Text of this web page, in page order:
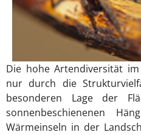
Die hohe Artendiversität
nur durch die
besonderen Lage der
sonnenbeschienenen
Wärmeinseln in der